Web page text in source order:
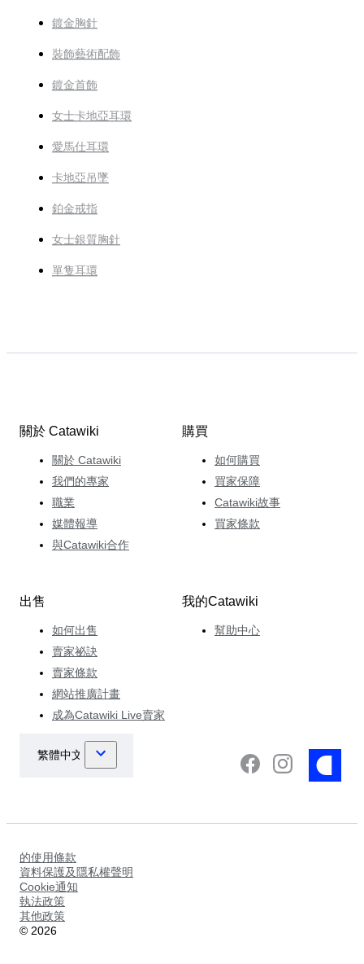
鍍金胸針
裝飾藝術配飾
鍍金首飾
女士卡地亞耳環
愛馬仕耳環
卡地亞吊墜
鉑金戒指
女士銀質胸針
單隻耳環
關於 Catawiki
關於 Catawiki
我們的專家
職業
媒體報導
與Catawiki合作
購買
如何購買
買家保障
Catawiki故事
買家條款
出售
如何出售
賣家祕訣
賣家條款
網站推廣計畫
成為Catawiki Live賣家
我的Catawiki
幫助中心
的使用條款
資料保護及隱私權聲明
Cookie通知
執法政策
其他政策
© 2026